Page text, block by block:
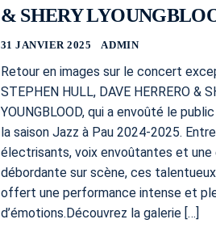
& SHERY
31 JANVIER 2025 ADMIN
Retour en images sur le concert
STEPHEN HULL, DAVE HERRERO &
YOUNGBLOOD, qui a envoûté le
la saison Jazz à Pau 2024-2025.
électrisants, voix envoûtantes et une
débordante sur scène, ces
offert une performance intense et
d’émotions.Découvrez la galerie […]